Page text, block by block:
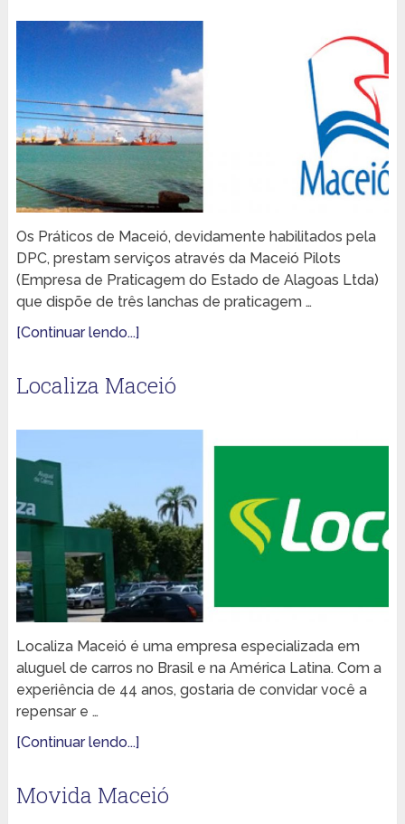
Os Práticos de Maceió, devidamente habilitados pela
DPC, prestam serviços através da Maceió Pilots
(Empresa de Praticagem do Estado de Alagoas Ltda)
que dispõe de três lanchas de praticagem …
[Continuar lendo...]
Localiza Maceió
Localiza Maceió é uma empresa especializada em
aluguel de carros no Brasil e na América Latina. Com a
experiência de 44 anos, gostaria de convidar você a
repensar e …
[Continuar lendo...]
Movida Maceió